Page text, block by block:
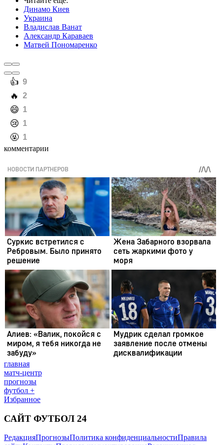
Динамо Киев
Украина
Владислав Ванат
Александр Караваев
Матвей Пономаренко
️👍 9
️🔥 2
️😄 1
️😢 1
️🤬 1
комментарии
главная
матч-центр
прогнозы
футбол +
Избранное
САЙТ ФУТБОЛ 24
РедакцияПрогнозыПолитика конфиденциальностиПравила